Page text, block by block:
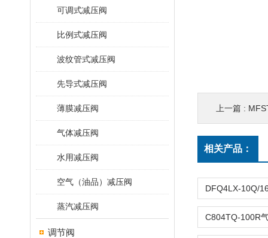
可调式减压阀
比例式减压阀
波纹管式减压阀
先导式减压阀
薄膜减压阀
气体减压阀
水用减压阀
空气（油品）减压阀
蒸汽减压阀
调节阀
上一篇 :
相关产品：